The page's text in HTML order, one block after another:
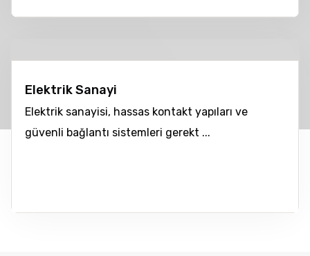
Elektrik Sanayi
Elektrik sanayisi, hassas kontakt yapıları ve
güvenli bağlantı sistemleri gerekt ...